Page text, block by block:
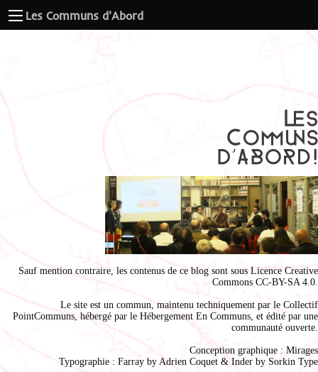
Les Communs d'Abord
Sauf mention contraire, les contenus de ce blog sont sous Licence Creative
Commons CC-BY-SA 4.0
Le site est un commun, maintenu techniquement par le Collectif
PointCommuns , hébergé par le Hébergement En Communs , et édité par une
communauté ouverte.
Conception graphique : Mirages
Typographie : Farray by Adrien Coquet & Inder by Sorkin Type